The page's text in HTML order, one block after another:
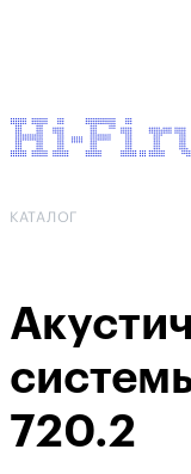
КАТАЛОГ
720.2